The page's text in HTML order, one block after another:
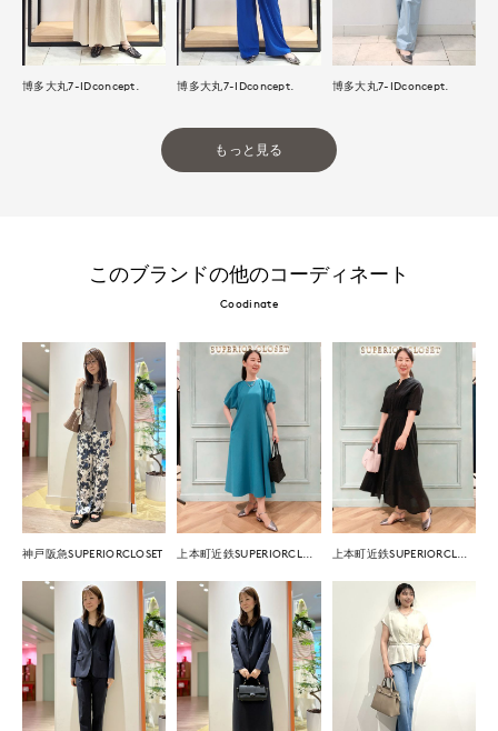
博多大丸7-IDconcept. 博多大丸7-IDconcept. 博多大丸7-IDconcept.
もっと見る
このブランドの他のコーディネート
Coodinate
神戸阪急SUPERIORCLOSET